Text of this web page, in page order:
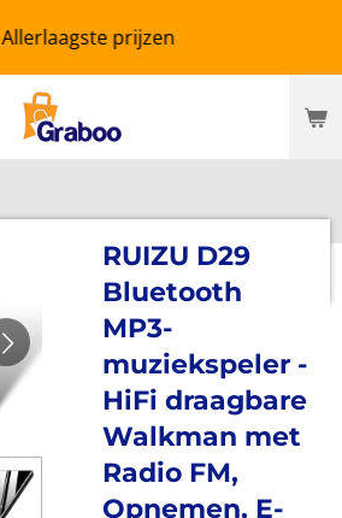
Allerlaagste prijzen
RUIZU D29
Bluetooth
MP3-
muziekspeler -
HiFi draagbare
Walkman met
Radio FM,
Opnemen, E-